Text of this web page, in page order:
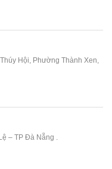
Hội, Phường Thành Xen,
– TP Đà Nẵng .